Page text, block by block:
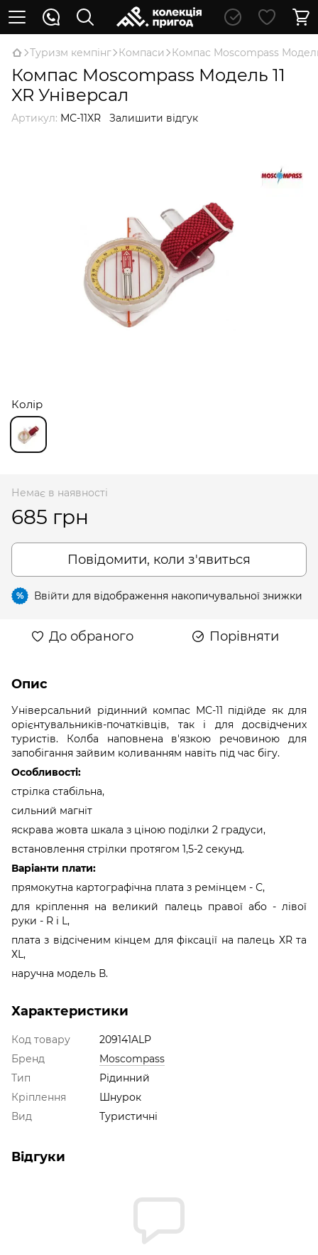
Туризм кемпінг Компаси Компас Mosсompass
Компас Mosсompass Модель 11
XR Універсал
Артикул: МС-11XR Залишити відгук
Колір
Немає в наявності
685 грн
Повідомити, коли з'явиться
% Ввійти для відображення накопичувальної знижки
До обраного Порівняти
Опис
Універсальний рідинний компас МС-11 підійде як для
орієнтувальників-початківців, так і для досвідчених
туристів. Колба наповнена в'язкою речовиною для
запобігання зайвим коливанням навіть під час бігу.
Особливості:
стрілка стабільна,
сильний магніт
яскрава жовта шкала з ціною поділки 2 градуси,
встановлення стрілки протягом 1,5-2 секунд.
Варіанти плати:
прямокутна картографічна плата з ремінцем - С,
для кріплення на великий палець правої або - лівої
руки - R і L,
плата з відсіченим кінцем для фіксації на палець ХR та
ХL,
наручна модель В.
Характеристики
Код товару
209141ALP
Бренд
Moscompass
Тип
Рідинний
Кріплення
Шнурок
Вид
Туристичні
Відгуки